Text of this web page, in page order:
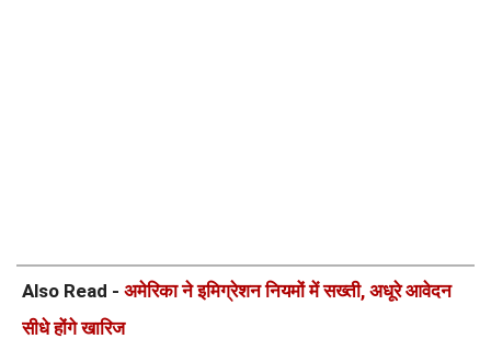
Also Read - अमेरिका ने इमिग्रेशन नियमों में सख्ती, अधूरे आवेदन
सीधे होंगे खारिज